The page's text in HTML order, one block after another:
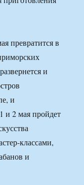
превратится в
и
и
и 2 мая пройдет
классами,
и